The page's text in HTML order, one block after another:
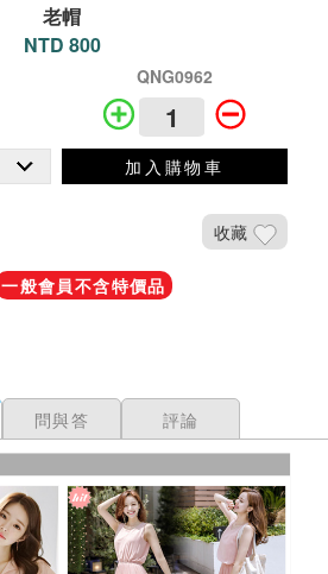
老帽
NTD 800
QNG0962
加入購物車
收藏
一般會員不含特價品
問與答 評論